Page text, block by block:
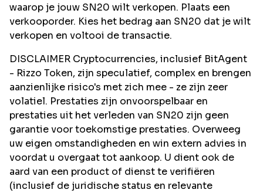
waarop je jouw SN20 wilt verkopen. Plaats een
verkooporder. Kies het bedrag aan SN20 dat je wilt
verkopen en voltooi de transactie.
DISCLAIMER Cryptocurrencies, inclusief BitAgent
- Rizzo Token, zijn speculatief, complex en brengen
aanzienlijke risico's met zich mee - ze zijn zeer
volatiel. Prestaties zijn onvoorspelbaar en
prestaties uit het verleden van SN20 zijn geen
garantie voor toekomstige prestaties. Overweeg
uw eigen omstandigheden en win extern advies in
voordat u overgaat tot aankoop. U dient ook de
aard van een product of dienst te verifiëren
(inclusief de juridische status en relevante